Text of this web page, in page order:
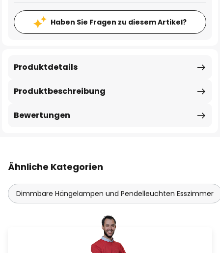
Haben Sie Fragen zu diesem Artikel?
Produktbeschreibung
Produktdetails
Bewertungen
Ähnliche Kategorien
Dimmbare Hängelampen und Pendelleuchten Esszimmer